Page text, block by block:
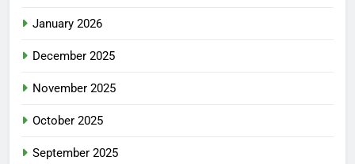
January 2026
December 2025
November 2025
October 2025
September 2025